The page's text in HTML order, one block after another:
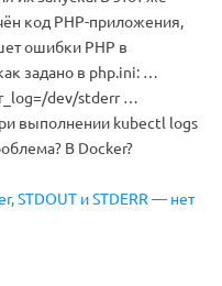
код PHP-приложения,
ошибки PHP в
задано в php.ini: …
dev/stderr …
выполнении kubectl logs
В Docker?
STDOUT и STDERR — нет